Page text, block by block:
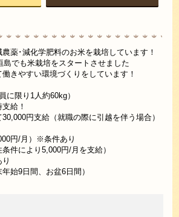
薬･減化学肥料のお米を栽培しています！
島でも米栽培をスタートさせました
きやすい環境づくりをしています！
限り1人約60kg）
給！
円支給（就職の際に引越を伴う場合）
円/月）※条件あり
件により5,000円/月を支給）
始9日間、お盆6日間）